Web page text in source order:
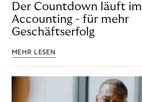
Der Countdown läuft im
Accounting - für mehr
Geschäftserfolg
MEHR LESEN